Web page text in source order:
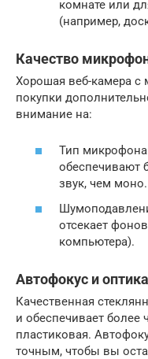
комнате или
(например,
Качество
Хорошая веб-камера
покупки
внимание на:
Тип
обеспечивают
звук, чем моно.
отсекает
компьютера).
Автофокус и оптика
Качественная
и обеспечивает более
пластиковая.
точным, чтобы вы